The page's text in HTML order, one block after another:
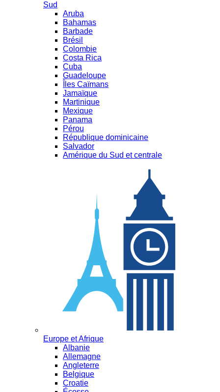
Sud
Aruba
Bahamas
Barbade
Brésil
Colombie
Costa Rica
Cuba
Guadeloupe
Îles Caïmans
Jamaïque
Martinique
Mexique
Panama
Pérou
République dominicaine
Salvador
Amérique du Sud et centrale
Europe et Afrique
Albanie
Allemagne
Angleterre
Belgique
Croatie